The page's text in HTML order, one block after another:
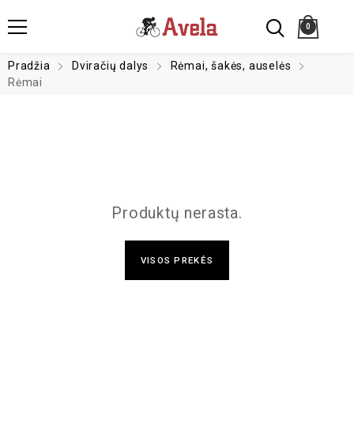
0
Pradžia Dviračių dalys
Rėmai, šakės, auselės
Rėmai
Produktų nerasta.
VISOS PREKĖS